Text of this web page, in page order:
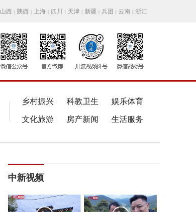
山西 | 陕西 | 上海 | 四川 | 天津 | 新疆 | 兵团 | 云南 | 浙江
乡村振兴 科教卫生 娱乐体育
文化旅游 房产新闻 生活服务
中新视频